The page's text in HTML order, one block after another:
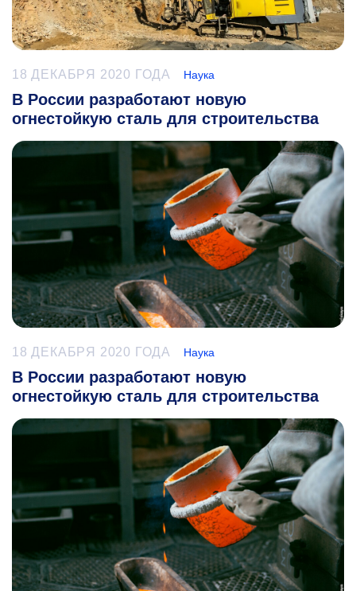
18 ДЕКАБРЯ 2020 ГОДА Наука
В России разработают новую
огнестойкую сталь для строительства
18 ДЕКАБРЯ 2020 ГОДА Наука
В России разработают новую
огнестойкую сталь для строительства